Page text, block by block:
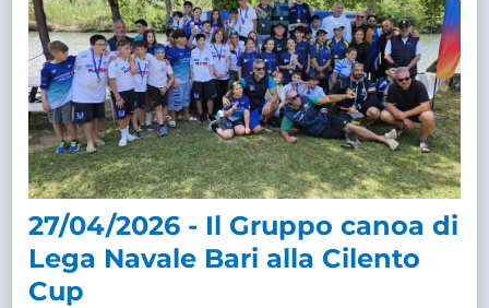
27/04/2026 - Il Gruppo canoa di
Lega Navale Bari alla Cilento
Cup